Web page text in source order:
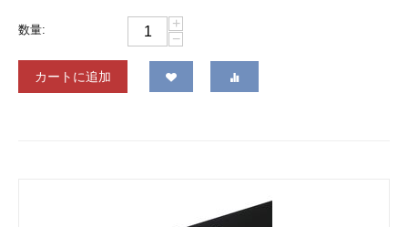
数量:
+
−
カートに追加